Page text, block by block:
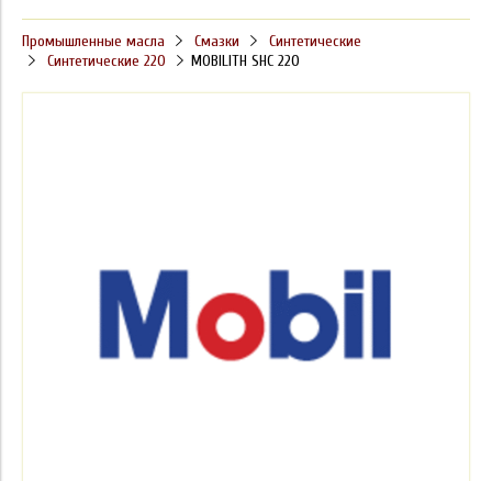
Промышленные масла Смазки
Синтетические
Синтетические 220
MOBILITH SHC 220